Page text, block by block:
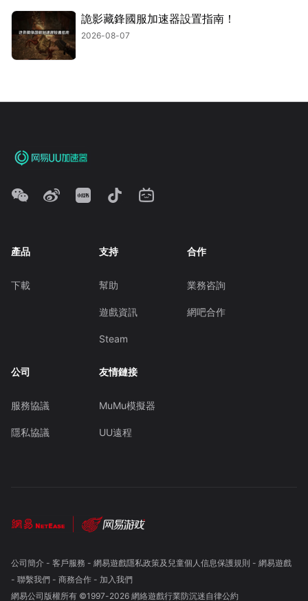
詭影藏鋒國服加速器設置指南！
2026-08-07
產品
下載
支持
幫助
遊戲資訊
Steam
合作
業務咨詢
網吧合作
公司
服務協議
隱私協議
友情鏈接
MuMu模擬器
UU遠程
公司簡介- 客戶服務 - 網易遊戲隱私政策及兒童個人信息保護規則 - 網易遊戲
- 聯繫我們- 商務合作- 加入我們
網易公司版權所有 ©1997-2026 網絡遊戲行業防沉迷自律公約